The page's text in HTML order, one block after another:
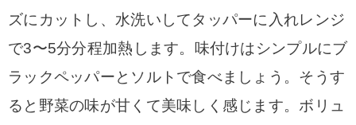
ズにカットし、水洗いしてタッパーに入れレンジ
で3〜5分分程加熱します。
味付けはシンプルにブ
ラックペッパーとソルトで食べましょう。 そうす
ると野菜の味が甘くて美味しく感じます。 ボリュ